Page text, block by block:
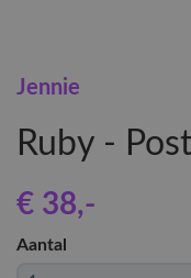
Jennie
Ruby -
€ 38,-
Aantal